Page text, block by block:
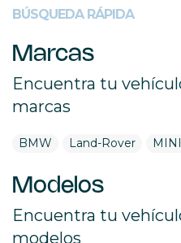
BÚSQUEDA RÁPIDA
Marcas
Encuentra tu
marcas
BMW Land-Rover MINI
Modelos
Encuentra tu
modelos